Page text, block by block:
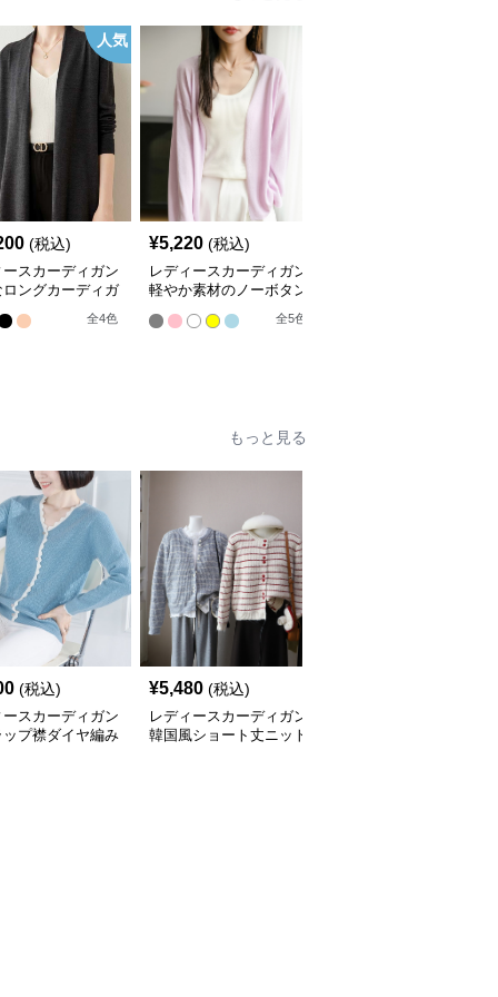
人気
(税込)
ースカーディガン
ロングカーディガ
全4色
¥5,220 (税込)
レディースカーディガン
軽やか素材のノーボタン
ゆったりシルエットカー
ディガン
全5色
もっと見る
(税込)
ースカーディガン
ップ襟ダイヤ編み
¥5,480 (税込)
レディースカーディガン
韓国風ショート丈ニット